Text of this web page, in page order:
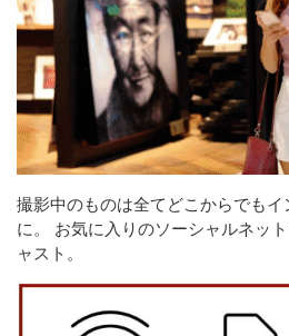
撮影中のものは全てどこからでも
に。 お気に入りのソーシャルネッ
ャスト。